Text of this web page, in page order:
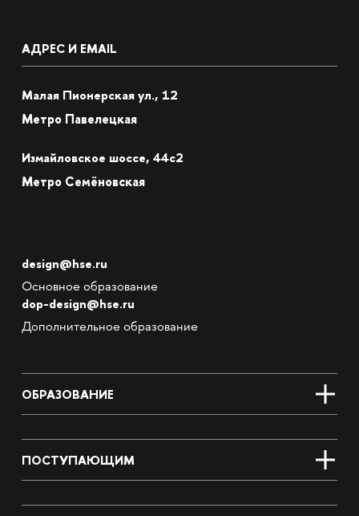
АДРЕС И EMAIL
Малая Пионерская ул., 12
Метро Павелецкая
Измайловское шоссе, 44с2
Метро Семёновская
design@hse.ru
Основное образование
dop-design@hse.ru
Дополнительное образование
ОБРАЗОВАНИЕ
ПОСТУПАЮЩИМ